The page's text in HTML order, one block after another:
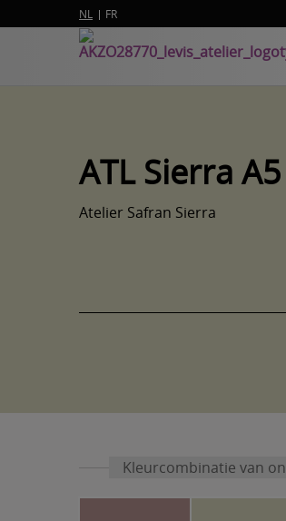
NL FR
ATL Sierra A5
Atelier Safran Sierra
Kleurcombinatie van